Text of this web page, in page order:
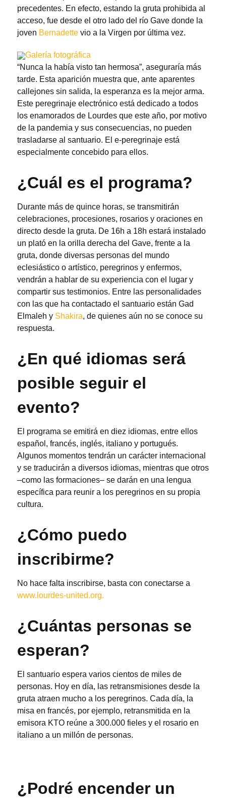
precedentes. En efecto, estando la gruta prohibida al
acceso, fue desde el otro lado del río Gave donde la
joven Bernadette vio a la Virgen por última vez.
Galería fotográfica
“Nunca la había visto tan hermosa”, aseguraría más
tarde. Esta aparición muestra que, ante aparentes
callejones sin salida, la esperanza es la mejor arma.
Este peregrinaje electrónico está dedicado a todos
los enamorados de Lourdes que este año, por motivo
de la pandemia y sus consecuencias, no pueden
trasladarse al santuario. El e-peregrinaje está
especialmente concebido para ellos.
¿Cuál es el programa?
Durante más de quince horas, se transmitirán
celebraciones, procesiones, rosarios y oraciones en
directo desde la gruta. De 16h a 18h estará instalado
un plató en la orilla derecha del Gave, frente a la
gruta, donde diversas personas del mundo
eclesiástico o artístico, peregrinos y enfermos,
vendrán a hablar de su experiencia con el lugar y
compartir sus testimonios. Entre las personalidades
con las que ha contactado el santuario están Gad
Elmaleh y Shakira, de quienes aún no se conoce su
respuesta.
¿En qué idiomas será
posible seguir el
evento?
El programa se emitirá en diez idiomas, entre ellos
español, francés, inglés, italiano y portugués.
Algunos momentos tendrán un carácter internacional
y se traducirán a diversos idiomas, mientras que otros
–como las formaciones– se darán en una lengua
específica para reunir a los peregrinos en su propia
cultura.
¿Cómo puedo
inscribirme?
No hace falta inscribirse, basta con conectarse a
www.lourdes-united.org.
¿Cuántas personas se
esperan?
El santuario espera varios cientos de miles de
personas. Hoy en día, las retransmisiones desde la
gruta atraen mucho a los peregrinos. Cada día, la
misa en francés, por ejemplo, retransmitida en la
emisora KTO reúne a 300.000 fieles y el rosario en
italiano a un millón de personas.
¿Podré encender un